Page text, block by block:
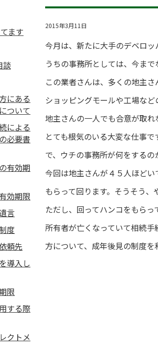
2015年3月11日
今月は、新たに大手のデベロッ
うちの事務所としては、今ま
この業者さんは、多くの地主
ショッピングモールや工場など
地主さんの一人でも合意が取れ
とても根気のいる大変な仕事
で、ウチの事務所が何をするの
今回は地主さんが４５人ほど
もらって回ります。そうそう、
ただし、回ってハンコをもらっ
所有者が亡くなっていて相続
方について、成年後見の制度を
ます
談
にある
ついて
による
必要書
有効期
効期限
言
度
頼先
導入し
限
する際
クトメ